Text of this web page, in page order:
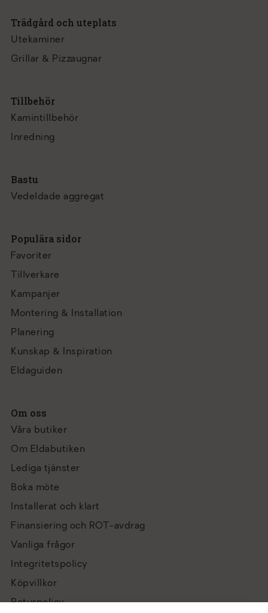
Trädgård och uteplats
Utekaminer
Grillar & Pizzaugnar
Tillbehör
Kamintillbehör
Inredning
Bastu
Vedeldade aggregat
Populära sidor
Favoriter
Tillverkare
Kampanjer
Montering & Installation
Planering
Kunskap & Inspiration
Eldaguiden
Om oss
Våra butiker
Om Eldabutiken
Lediga tjänster
Boka möte
Installerat och klart
Finansiering och ROT-avdrag
Vanliga frågor
Integritetspolicy
Köpvillkor
Returpolicy